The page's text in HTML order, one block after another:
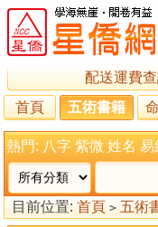
配送運費
首頁
五術書籍
熱門: 八字 紫微 姓名 易
目前位置: 首頁 > 五術